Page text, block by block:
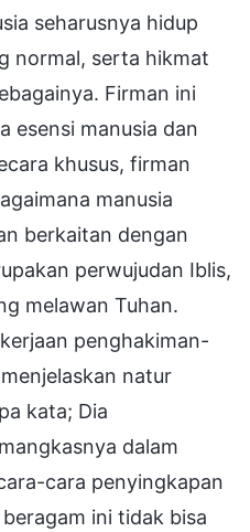
seharusnya hidup
normal, serta hikmat
Firman ini
esensi manusia dan
khusus, firman
manusia
berkaitan dengan
perwujudan Iblis,
melawan Tuhan.
penghakiman-
natur
kata; Dia
dalam
cara penyingkapan
ini tidak bisa